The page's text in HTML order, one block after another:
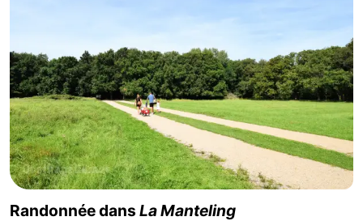
Schouwen
Nature
Oranjezon
-
Oostkapelle
-
Nature
de
Mantelingen
-
Westkapelle
-
Zoutelande
-
Randonnée dans La Manteling